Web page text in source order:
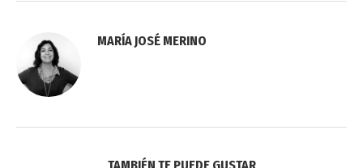
MARÍA JOSÉ MERINO
TAMBIÉN TE PUEDE GUSTAR